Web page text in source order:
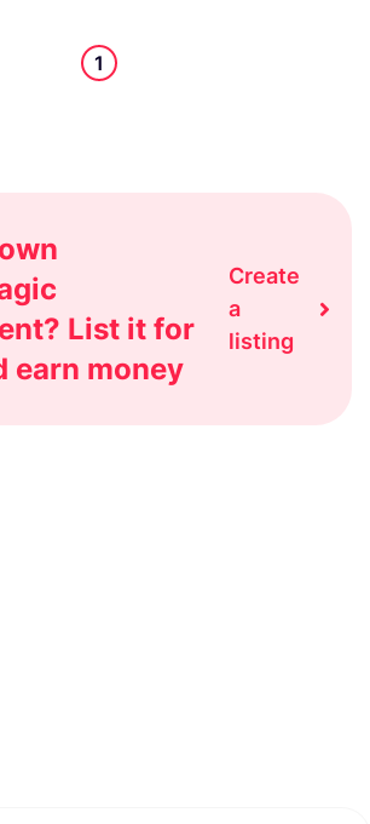
1
List it for
earn money
Create
a
listing